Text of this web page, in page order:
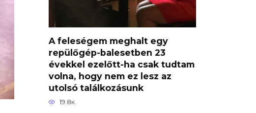
A feleségem meghalt egy
repülőgép-balesetben 23
évekkel ezelőtt-ha csak tudtam
volna, hogy nem ez lesz az
utolsó találkozásunk
19.8к.